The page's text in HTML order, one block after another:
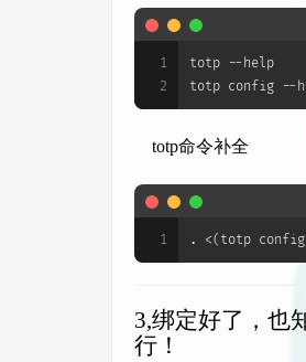
1
2
totp --help
totp config --
totp命令补全
1 . <(totp config
3,绑定好了，也
行！